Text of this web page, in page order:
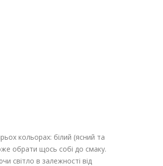
кольорах: білий (ясний та
обрати щось собі до смаку.
світло в залежності від